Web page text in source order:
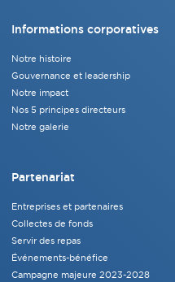
Informations corporatives
Notre histoire
Gouvernance et leadership
Notre impact
Nos 5 principes directeurs
Notre galerie
Partenariat
Entreprises et partenaires
Collectes de fonds
Servir des repas
Événements-bénéfice
Campagne majeure 2023-2028